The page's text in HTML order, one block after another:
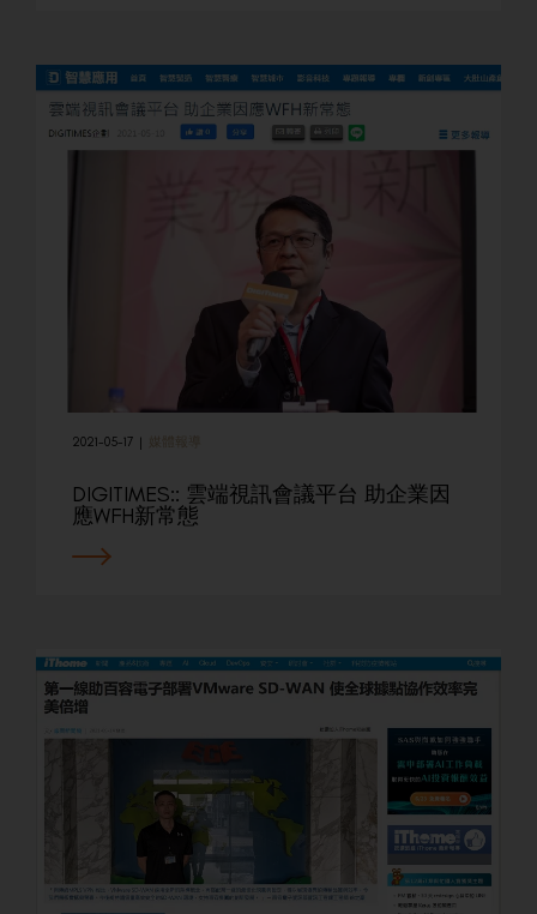
2021-05-17 媒體報導
DIGITIMES:: 雲端視訊會議平台 助企業因
應WFH新常態